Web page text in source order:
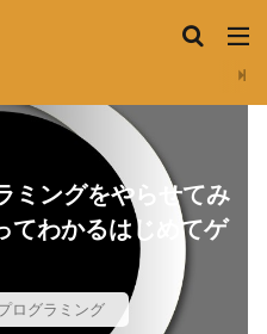
ミングをやらせてみ
てわかるはじめてゲ
ログラミング